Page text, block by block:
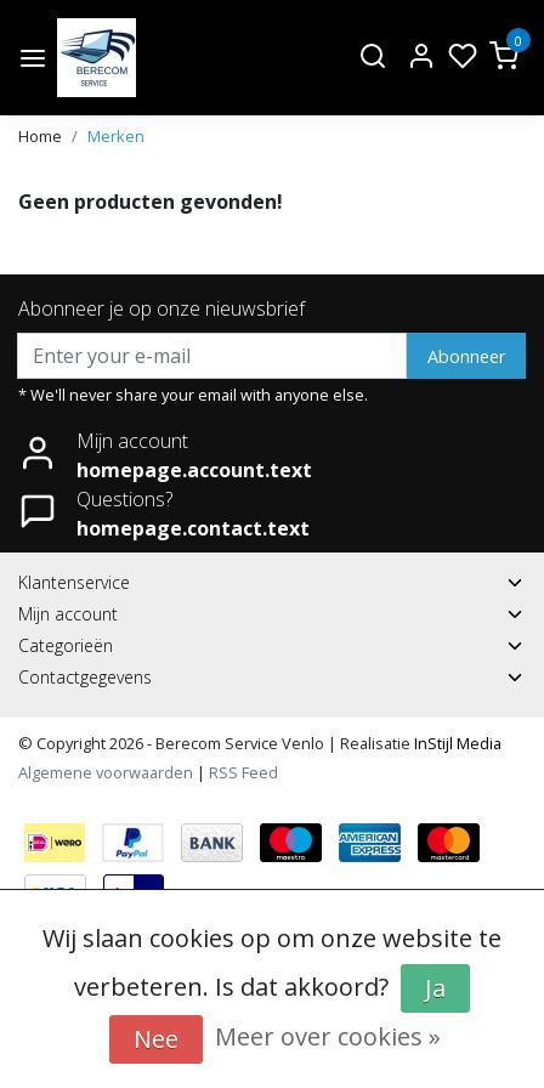
0
Home Merken
Geen producten gevonden!
Abonneer je op onze nieuwsbrief
Abonneer
* We'll never share your email with anyone else.
Mijn account
homepage.account.text
Questions?
homepage.contact.text
Klantenservice
Mijn account
Categorieën
Contactgegevens
© Copyright 2026 - Berecom Service Venlo | Realisatie InStijl Media
Algemene voorwaarden | RSS Feed
Wij slaan cookies op om onze website te
verbeteren. Is dat akkoord?
Ja
Nee
Meer over cookies »